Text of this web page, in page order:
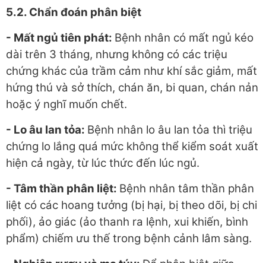
5.2. Chẩn đoán phân biệt
- Mất ngủ tiên phát: Bệnh nhân có mất ngủ kéo
dài trên 3 tháng, nhưng không có các triệu
chứng khác của trầm cảm như khí sắc giảm, mất
hứng thú và sở thích, chán ăn, bi quan, chán nản
hoặc ý nghĩ muốn chết.
- Lo âu lan tỏa: Bệnh nhân lo âu lan tỏa thì triệu
chứng lo lắng quá mức không thể kiểm soát xuất
hiện cả ngày, từ lúc thức đến lúc ngủ.
- Tâm thần phân liệt: Bệnh nhân tâm thần phân
liệt có các hoang tưởng (bị hại, bị theo dõi, bị chi
phối), ảo giác (ảo thanh ra lệnh, xui khiến, bình
phẩm) chiếm ưu thế trong bệnh cảnh lâm sàng.